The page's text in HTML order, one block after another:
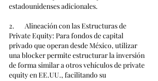
estadounidenses adicionales.
2.       Alineación con las Estructuras de
Private Equity: Para fondos de capital
privado que operan desde México, utilizar
una blocker permite estructurar la inversión
de forma similar a otros vehículos de private
equity en EE.UU., facilitando su